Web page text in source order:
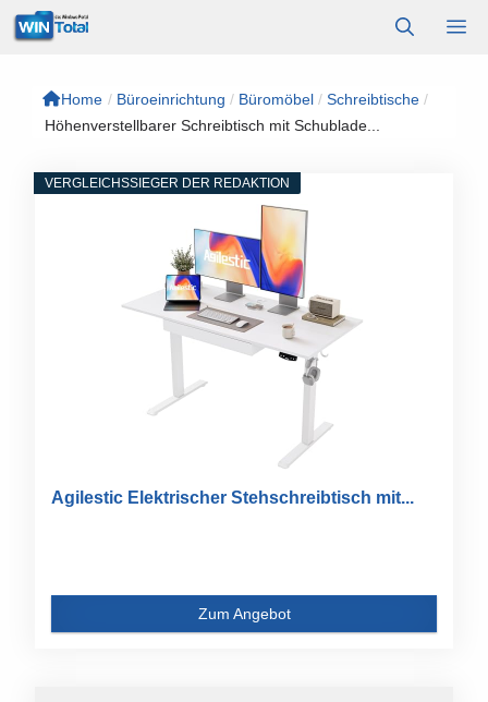
Zum
Inhalt
Home / Büroeinrichtung / Büromöbel / Schreibtische /
Höhenverstellbarer Schreibtisch mit Schublade...
VERGLEICHSSIEGER DER REDAKTION
Agilestic Elektrischer Stehschreibtisch mit...
Zum Angebot